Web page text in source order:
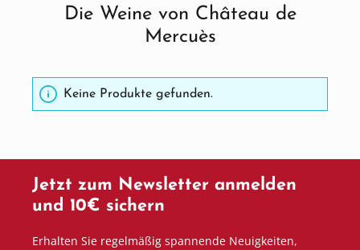
Die Weine von Château de
Mercuès
Keine Produkte gefunden.
Jetzt zum Newsletter anmelden
und 10€ sichern
Erhalten Sie regelmäßig spannende Neuigkeiten,